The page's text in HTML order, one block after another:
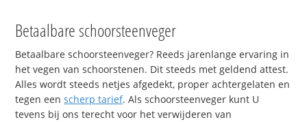
Betaalbare schoorsteenveger
Betaalbare schoorsteenveger? Reeds jarenlange ervaring in
het vegen van schoorstenen. Dit steeds met geldend attest.
Alles wordt steeds netjes afgedekt, proper achtergelaten en
tegen eenscherp tarief. Als schoorsteenveger kunt U
tevens bij ons terecht voor het verwijderen van